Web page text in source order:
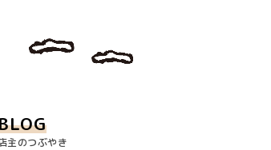
主のつぶやき